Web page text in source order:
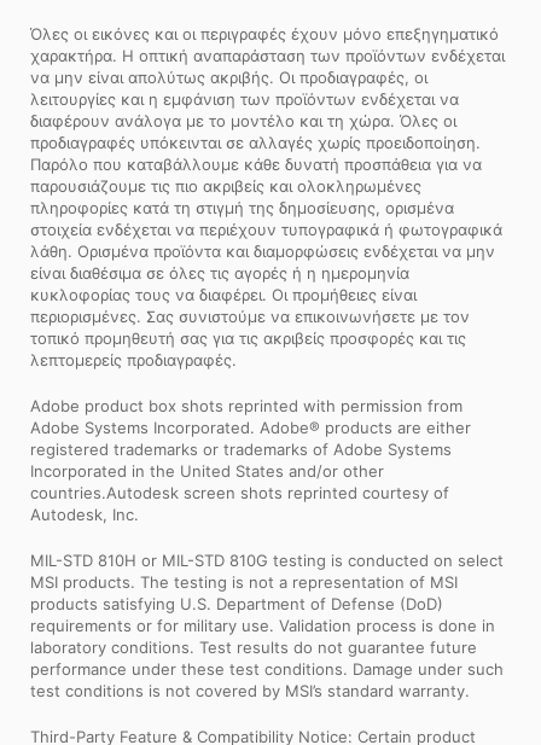
Όλες οι εικόνες και οι περιγραφές έχουν μόνο επεξηγηματικό
χαρακτήρα. Η οπτική αναπαράσταση των προϊόντων ενδέχεται
να μην είναι απολύτως ακριβής. Οι προδιαγραφές, οι
λειτουργίες και η εμφάνιση των προϊόντων ενδέχεται να
διαφέρουν ανάλογα με το μοντέλο και τη χώρα. Όλες οι
προδιαγραφές υπόκεινται σε αλλαγές χωρίς προειδοποίηση.
Παρόλο που καταβάλλουμε κάθε δυνατή προσπάθεια για να
παρουσιάζουμε τις πιο ακριβείς και ολοκληρωμένες
πληροφορίες κατά τη στιγμή της δημοσίευσης, ορισμένα
στοιχεία ενδέχεται να περιέχουν τυπογραφικά ή φωτογραφικά
λάθη. Ορισμένα προϊόντα και διαμορφώσεις ενδέχεται να μην
είναι διαθέσιμα σε όλες τις αγορές ή η ημερομηνία
κυκλοφορίας τους να διαφέρει. Οι προμήθειες είναι
περιορισμένες. Σας συνιστούμε να επικοινωνήσετε με τον
τοπικό προμηθευτή σας για τις ακριβείς προσφορές και τις
λεπτομερείς προδιαγραφές.
Adobe product box shots reprinted with permission from
Adobe Systems Incorporated. Adobe® products are either
registered trademarks or trademarks of Adobe Systems
Incorporated in the United States and/or other
countries.Autodesk screen shots reprinted courtesy of
Autodesk, Inc.
MIL-STD 810H or MIL-STD 810G testing is conducted on select
MSI products. The testing is not a representation of MSI
products satisfying U.S. Department of Defense (DoD)
requirements or for military use. Validation process is done in
laboratory conditions. Test results do not guarantee future
performance under these test conditions. Damage under such
test conditions is not covered by MSI’s standard warranty.
Third-Party Feature & Compatibility Notice: Certain product